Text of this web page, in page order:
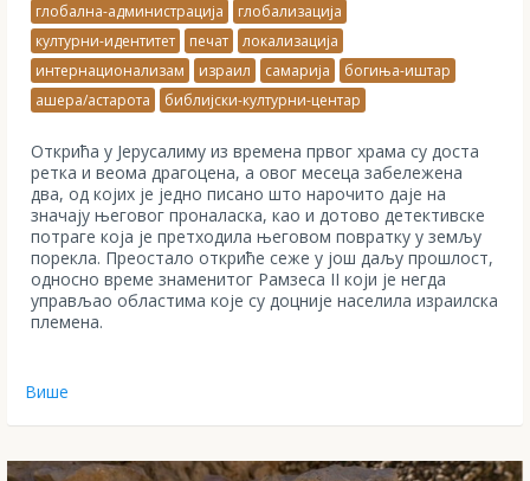
глобална-администрација
глобализација
културни-идентитет
печат
локализација
интернационализам
израил самарија
богиња-иштар
ашера/астарота
библијски-културни-центар
Открића у Јерусалиму из времена првог храма су доста
ретка и веома драгоцена, а овог месеца забележена
два, од којих је једно писано што нарочито даје на
значају његовог проналаска, као и дотово детективске
потраге која је претходила његовом повратку у земљу
порекла. Преостало откриће сеже у још даљу прошлост,
односно време знаменитог Рамзеса II који је негда
управљао областима које су доцније населила израилска
племена.
Више